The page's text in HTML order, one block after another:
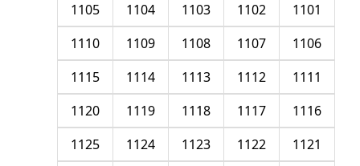
1101
1102
1103
1104
1105
1106
1107
1108
1109
1110
1111
1112
1113
1114
1115
1116
1117
1118
1119
1120
1121
1122
1123
1124
1125